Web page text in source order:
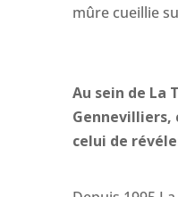
mûre cueillie
Au sein de La
Gennevilliers,
celui de